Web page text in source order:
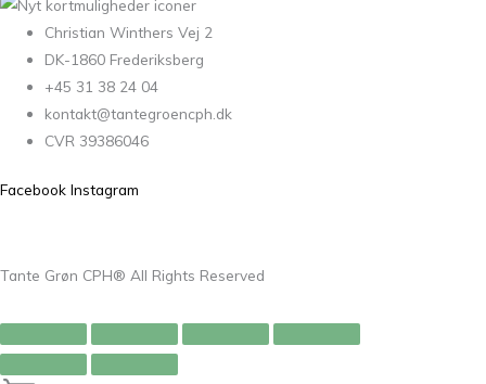
Christian Winthers Vej 2
DK-1860 Frederiksberg
+45 31 38 24 04
kontakt@tantegroencph.dk
CVR 39386046
Facebook Instagram
Tante Grøn CPH® All Rights Reserved